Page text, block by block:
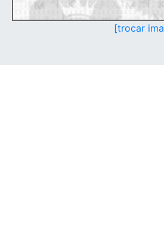
[trocar